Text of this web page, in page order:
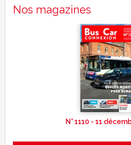
Nos magazines
N° 1110 - 11